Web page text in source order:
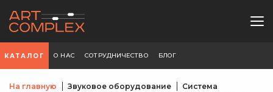
КАТАЛОГ О НАС СОТРУДНИЧЕСТВО БЛОГ
На главную Звуковое оборудование
Система